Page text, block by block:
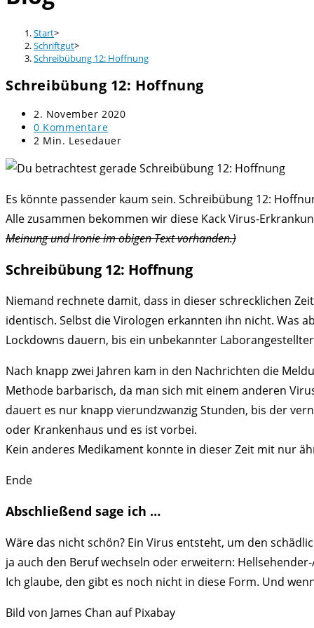
Start>
Schriftgut>
Schreibübung 12: Hoffnung
Schreibübung 12: Hoffnung
Beitrag
veröffentlicht:
2. November 2020
Beitrags-
Kommentare:
0 Kommentare
Lesedauer:
2 Min. Lesedauer
Es könnte passender kaum sein. Schreibübung 12:
Alle zusammen bekommen wir diese Kack Virus-
Meinung und Ironie im obigen Text vorhanden.)
Schreibübung 12: Hoffnung
Niemand rechnete damit, dass in dieser schrecklichen
identisch. Selbst die Virologen erkannten ihn nicht. Was
Lockdowns dauern, bis ein unbekannter
Nach knapp zwei Jahren kam in den Nachrichten die
Methode barbarisch, da man sich mit einem anderen
dauert es nur knapp vierundzwanzig Stunden, bis der
oder Krankenhaus und es ist vorbei.
Kein anderes Medikament konnte in dieser Zeit mit nur
Ende
Abschließend sage ich …
Wäre das nicht schön? Ein Virus entsteht, um den
ja auch den Beruf wechseln oder erweitern:
Ich glaube, den gibt es noch nicht in diese Form. Und
Bild von James Chan auf Pixabay